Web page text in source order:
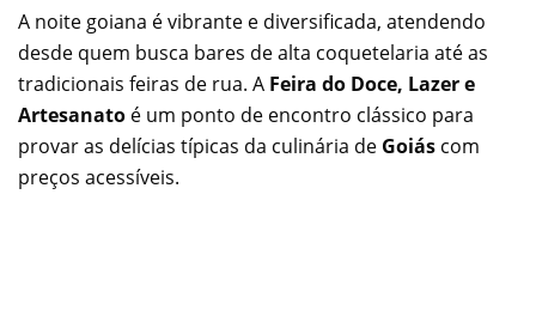
A noite goiana é vibrante e diversificada, atendendo
desde quem busca bares de alta coquetelaria até as
tradicionais feiras de rua. A Feira do Doce, Lazer e
Artesanato é um ponto de encontro clássico para
provar as delícias típicas da culinária de Goiás com
preços acessíveis.